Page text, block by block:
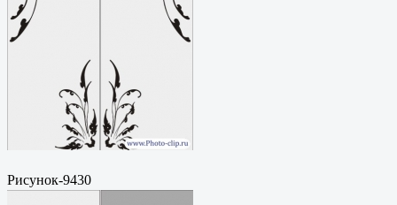
Рисунок-9430
Пескоструйный